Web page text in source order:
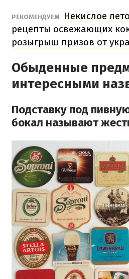
РЕКОМЕНДУЕМ
Некислое
рецепты освежающих
розыгрыш призов от
Обыденные
интересными
Подставку под
бокал называют